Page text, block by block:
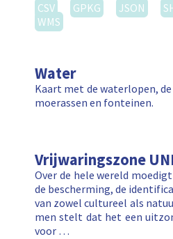
CSV GPKG JSON
WMS
Water
Kaart met de waterlopen,
moerassen en fonteinen.
Vrijwaringszone
Over de hele wereld moedigt
de bescherming, de
van zowel cultureel als
men stelt dat het een
voor …